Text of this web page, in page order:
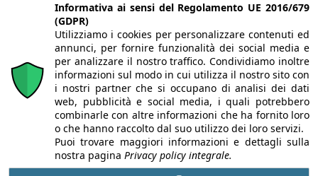
Chi siamo Autori Per la tua pubblicità
Iscriviti alla
newsletter
Informativa ai sensi del Regolamento UE 2016/679
(GDPR)
Utilizziamo i cookies per personalizzare contenuti ed
annunci, per fornire funzionalità dei social media e
per analizzare il nostro traffico. Condividiamo inoltre
informazioni sul modo in cui utilizza il nostro sito con
i nostri partner che si occupano di analisi dei dati
web, pubblicità e social media, i quali potrebbero
combinarle con altre informazioni che ha fornito loro
o che hanno raccolto dal suo utilizzo dei loro servizi.
Puoi trovare maggiori informazioni e dettagli sulla
nostra pagina Privacy policy integrale.